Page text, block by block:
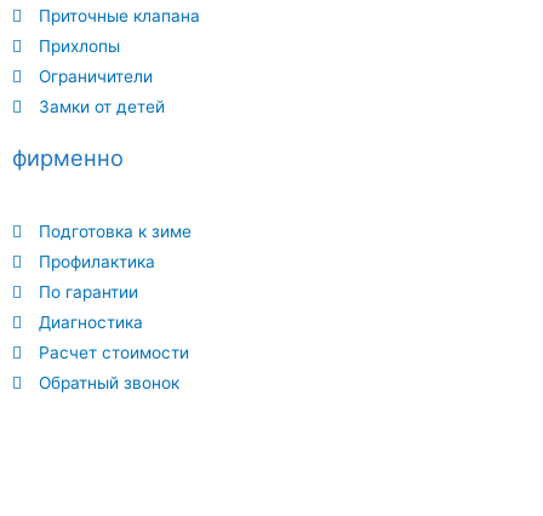
фирменно
Подготовка к зиме
Профилактика
По гарантии
Диагностика
Расчет стоимости
Обратный звонок
Приточные клапана
Прихлопы
Ограничители
Замки от детей